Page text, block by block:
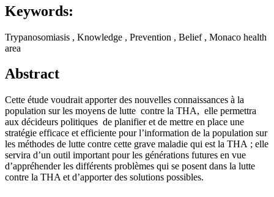
Keywords:
Trypanosomiasis , Knowledge , Prevention , Belief , Monaco health
area
Abstract
Cette étude voudrait apporter des nouvelles connaissances à la
population sur les moyens de lutte contre la THA, elle permettra
aux décideurs politiques de planifier et de mettre en place une
stratégie efficace et efficiente pour l’information de la population sur
les méthodes de lutte contre cette grave maladie qui est la THA ; elle
servira d’un outil important pour les générations futures en vue
d’appréhender les différents problèmes qui se posent dans la lutte
contre la THA et d’apporter des solutions possibles.